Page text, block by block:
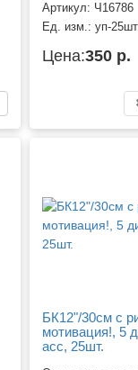
Артикул: Ч16786
Ед. изм.:уп-
Цена:350 р.
БК12"/30см с
мотивация!, 5
асс, 25шт.